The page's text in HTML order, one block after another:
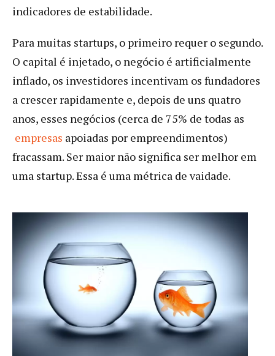
indicadores de estabilidade.
Para muitas startups, o primeiro requer o segundo.
O capital é injetado, o negócio é artificialmente
inflado, os investidores incentivam os fundadores
a crescer rapidamente e, depois de uns quatro
anos, esses negócios (cerca de 75% de todas as
empresas apoiadas por empreendimentos)
fracassam. Ser maior não significa ser melhor em
uma startup. Essa é uma métrica de vaidade.